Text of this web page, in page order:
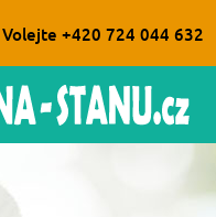
Volejte +420 724 044 632